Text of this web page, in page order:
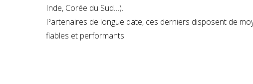
Inde, Corée du Sud…).
Partenaires de longue date, ces derniers disposent de
fiables et performants.